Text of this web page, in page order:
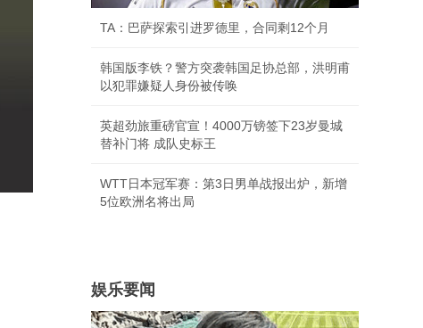
TA：巴萨探索引进罗德里，合同剩12个月
韩国版李铁？警方突袭韩国足协总部，洪明甫
以犯罪嫌疑人身份被传唤
英超劲旅重磅官宣！4000万镑签下23岁曼城
替补门将 成队史标王
WTT日本冠军赛：第3日男单战报出炉，新增
5位欧洲名将出局
娱乐要闻